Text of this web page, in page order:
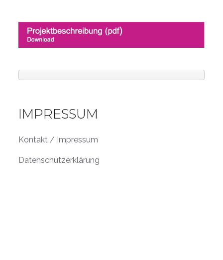
IMPRESSUM
Kontakt / Impressum
Datenschutzerklärung